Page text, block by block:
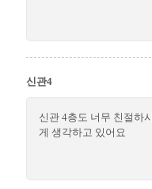
신관4
신관 4층도 너무 친절하
게 생각하고 있어요